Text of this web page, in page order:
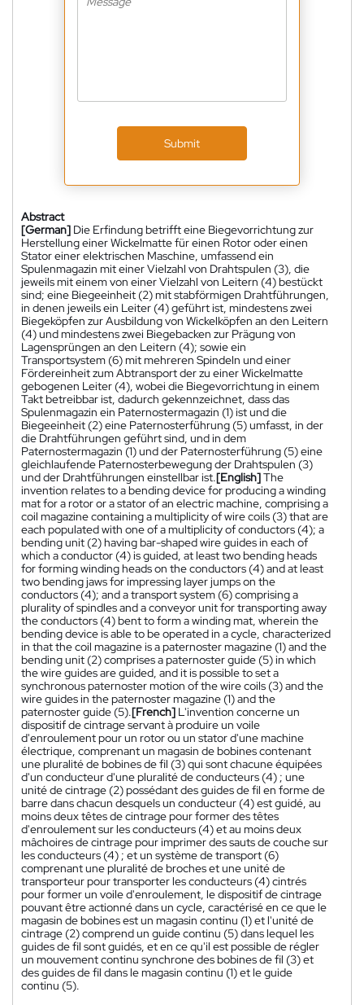
Submit
Abstract
[German] Die Erfindung betrifft eine Biegevorrichtung zur
Herstellung einer Wickelmatte für einen Rotor oder einen
Stator einer elektrischen Maschine, umfassend ein
Spulenmagazin mit einer Vielzahl von Drahtspulen (3), die
jeweils mit einem von einer Vielzahl von Leitern (4) bestückt
sind; eine Biegeeinheit (2) mit stabförmigen Drahtführungen,
in denen jeweils ein Leiter (4) geführt ist, mindestens zwei
Biegeköpfen zur Ausbildung von Wickelköpfen an den Leitern
(4) und mindestens zwei Biegebacken zur Prägung von
Lagensprüngen an den Leitern (4); sowie ein
Transportsystem (6) mit mehreren Spindeln und einer
Fördereinheit zum Abtransport der zu einer Wickelmatte
gebogenen Leiter (4), wobei die Biegevorrichtung in einem
Takt betreibbar ist, dadurch gekennzeichnet, dass das
Spulenmagazin ein Paternostermagazin (1) ist und die
Biegeeinheit (2) eine Paternosterführung (5) umfasst, in der
die Drahtführungen geführt sind, und in dem
Paternostermagazin (1) und der Paternosterführung (5) eine
gleichlaufende Paternosterbewegung der Drahtspulen (3)
und der Drahtführungen einstellbar ist.[English]The
invention relates to a bending device for producing a winding
mat for a rotor or a stator of an electric machine, comprising a
coil magazine containing a multiplicity of wire coils (3) that are
each populated with one of a multiplicity of conductors (4); a
bending unit (2) having bar-shaped wire guides in each of
which a conductor (4) is guided, at least two bending heads
for forming winding heads on the conductors (4) and at least
two bending jaws for impressing layer jumps on the
conductors (4); and a transport system (6) comprising a
plurality of spindles and a conveyor unit for transporting away
the conductors (4) bent to form a winding mat, wherein the
bending device is able to be operated in a cycle, characterized
in that the coil magazine is a paternoster magazine (1) and the
bending unit (2) comprises a paternoster guide (5) in which
the wire guides are guided, and it is possible to set a
synchronous paternoster motion of the wire coils (3) and the
wire guides in the paternoster magazine (1) and the
paternoster guide (5).[French] L'invention concerne un
dispositif de cintrage servant à produire un voile
d'enroulement pour un rotor ou un stator d'une machine
électrique, comprenant un magasin de bobines contenant
une pluralité de bobines de fil (3) qui sont chacune équipées
d'un conducteur d'une pluralité de conducteurs (4) ; une
unité de cintrage (2) possédant des guides de fil en forme de
barre dans chacun desquels un conducteur (4) est guidé, au
moins deux têtes de cintrage pour former des têtes
d'enroulement sur les conducteurs (4) et au moins deux
mâchoires de cintrage pour imprimer des sauts de couche sur
les conducteurs (4) ; et un système de transport (6)
comprenant une pluralité de broches et une unité de
transporteur pour transporter les conducteurs (4) cintrés
pour former un voile d'enroulement, le dispositif de cintrage
pouvant être actionné dans un cycle, caractérisé en ce que le
magasin de bobines est un magasin continu (1) et l'unité de
cintrage (2) comprend un guide continu (5) dans lequel les
guides de fil sont guidés, et en ce qu'il est possible de régler
un mouvement continu synchrone des bobines de fil (3) et
des guides de fil dans le magasin continu (1) et le guide
continu (5).